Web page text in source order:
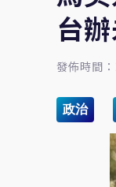
台
發佈時間
政治